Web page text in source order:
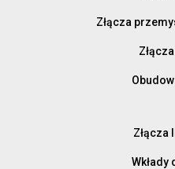
Złącza
Złącza
Wkłady